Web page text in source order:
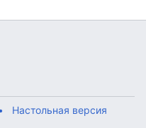
Настольная версия